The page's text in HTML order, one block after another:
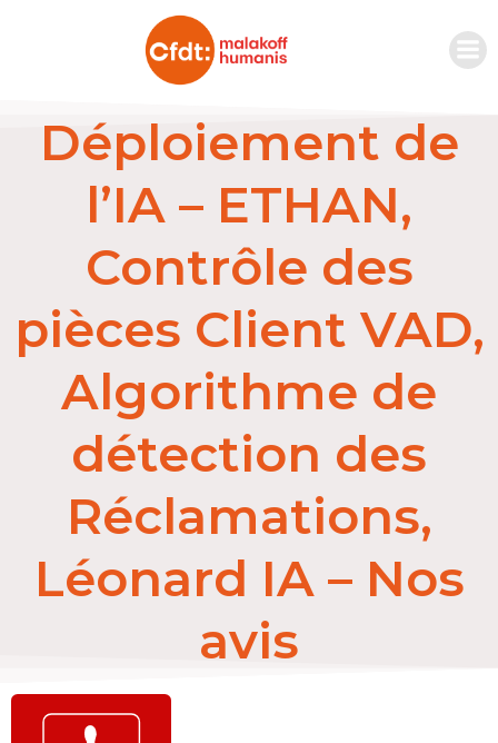
Déploiement de
l’IA – ETHAN,
Contrôle des
pièces Client VAD,
Algorithme de
détection des
Réclamations,
Léonard IA – Nos
avis